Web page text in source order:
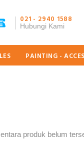
021 - 2940 1588
Hubungi Kami
PAINTING -
produk belum